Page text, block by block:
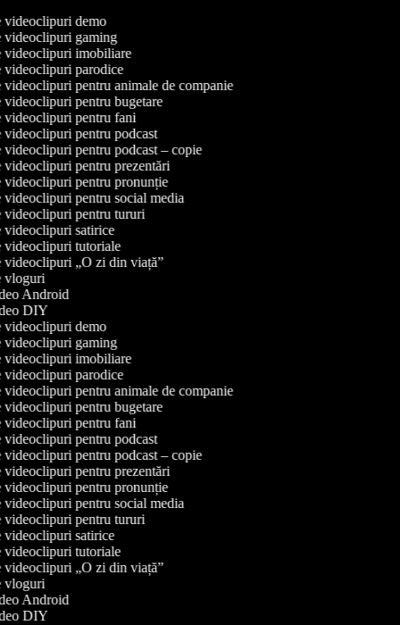
videoclipuri demo
videoclipuri gaming
videoclipuri imobiliare
videoclipuri parodice
videoclipuri pentru animale de companie
videoclipuri pentru bugetare
videoclipuri pentru fani
videoclipuri pentru podcast
videoclipuri pentru podcast – copie
videoclipuri pentru prezentări
videoclipuri pentru pronunție
videoclipuri pentru social media
videoclipuri pentru tururi
videoclipuri satirice
videoclipuri tutoriale
videoclipuri „O zi din viață”
vloguri
Android
DIY
videoclipuri demo
videoclipuri gaming
videoclipuri imobiliare
videoclipuri parodice
videoclipuri pentru animale de companie
videoclipuri pentru bugetare
videoclipuri pentru fani
videoclipuri pentru podcast
videoclipuri pentru podcast – copie
videoclipuri pentru prezentări
videoclipuri pentru pronunție
videoclipuri pentru social media
videoclipuri pentru tururi
videoclipuri satirice
videoclipuri tutoriale
videoclipuri „O zi din viață”
vloguri
Android
DIY